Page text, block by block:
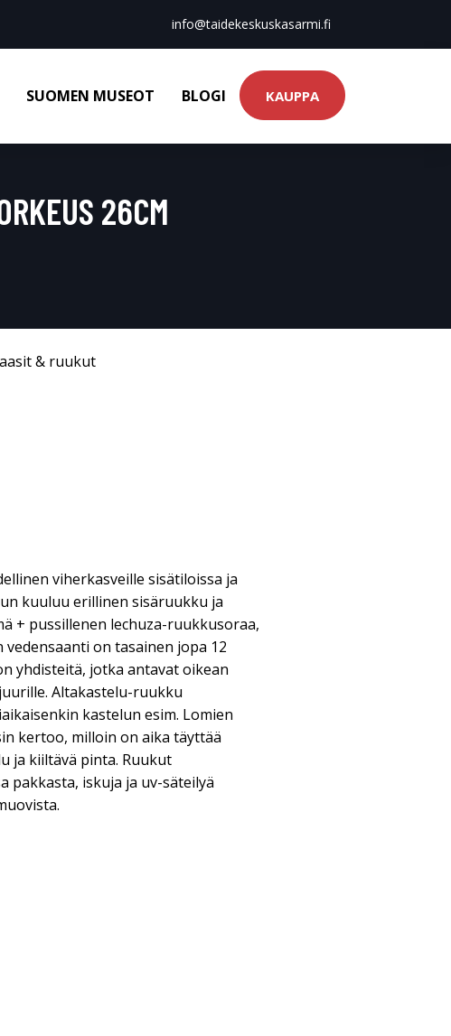
info@taidekeskuskasarmi.fi
SUOMEN MUSEOT BLOGI KAUPPA
26CM
& ruukut
viherkasveille sisätiloissa ja
kuuluu erillinen sisäruukku ja
+ pussillenen lechuza-ruukkusoraa,
vedensaanti on tasainen jopa 12
yhdisteitä, jotka antavat oikean
Altakastelu-ruukku
kastelun esim. Lomien
kertoo, milloin on aika täyttää
ja kiiltävä pinta. Ruukut
pakkasta, iskuja ja uv-säteilyä